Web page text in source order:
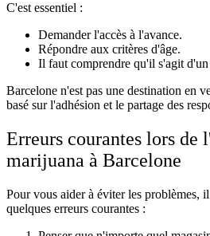
C'est essentiel :
Demander l'accès à l'avance.
Répondre aux critères d'âge.
Il faut comprendre qu'il s'agit
Barcelone n'est pas une destination en
basé sur l'adhésion et le partage des
Erreurs courantes lors de
marijuana à Barcelone
Pour vous aider à éviter les problèmes,
quelques erreurs courantes :